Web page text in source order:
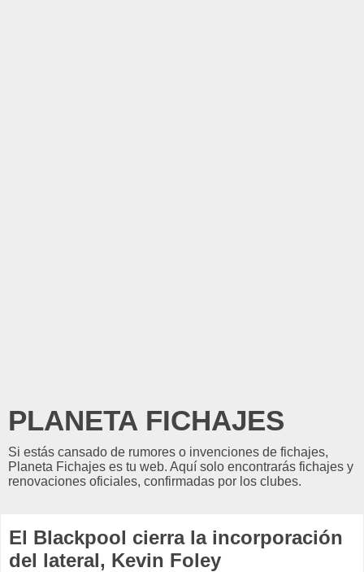
PLANETA FICHAJES
Si estás cansado de rumores o invenciones de fichajes,
Planeta Fichajes es tu web. Aquí solo encontrarás fichajes y
renovaciones oficiales, confirmadas por los clubes.
El Blackpool cierra la incorporación
del lateral, Kevin Foley